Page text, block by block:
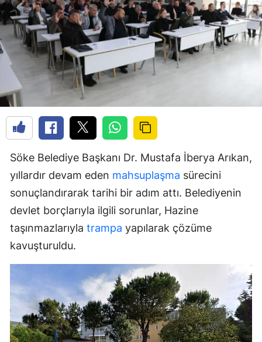
Söke Belediye Başkanı Dr. Mustafa İberya Arıkan,
yıllardır devam eden mahsuplaşma sürecini
sonuçlandırarak tarihi bir adım attı. Belediyenin
devlet borçlarıyla ilgili sorunlar, Hazine
taşınmazlarıyla trampa yapılarak çözüme
kavuşturuldu.